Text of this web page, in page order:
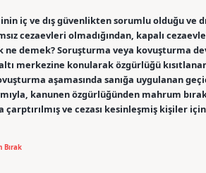
iç ve dış güvenlikten sorumlu olduğu ve
cezaevleri olmadığından, kapalı
ne demek? Soruşturma veya kovuşturma
merkezine konularak özgürlüğü
aşamasında sanığa uygulanan
kanunen özgürlüğünden mahrum
ve cezası kesinleşmiş kişiler
Bırak